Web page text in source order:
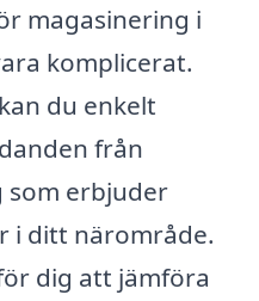
magasinering i
komplicerat.
du enkelt
från
som erbjuder
i ditt närområde.
dig att jämföra